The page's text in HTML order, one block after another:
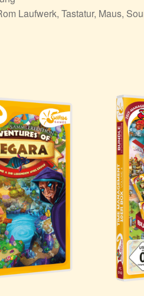
Laufwerk, Tastatur, Maus,